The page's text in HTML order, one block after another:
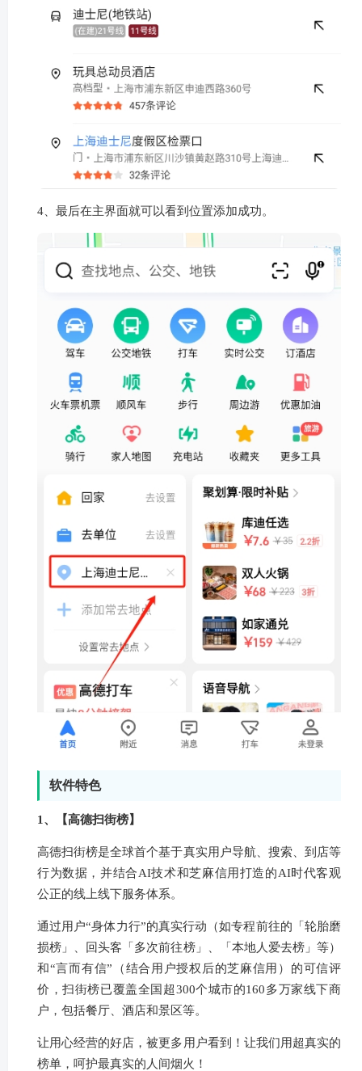
4、最后在主界面就可以看到位置添加成功。
软件特色
1、【高德扫街榜】
高德扫街榜是全球首个基于真实用户导航、搜索、到店等
行为数据，并结合AI技术和芝麻信用打造的AI时代客观
公正的线上线下服务体系。
通过用户“身体力行”的真实行动（如专程前往的「轮胎磨
损榜」、回头客「多次前往榜」、「本地人爱去榜」等）
和“言而有信”（结合用户授权后的芝麻信用）的可信评
价，扫街榜已覆盖全国超300个城市的160多万家线下商
户，包括餐厅、酒店和景区等。
让用心经营的好店，被更多用户看到！让我们用超真实的
榜单，呵护最真实的人间烟火！